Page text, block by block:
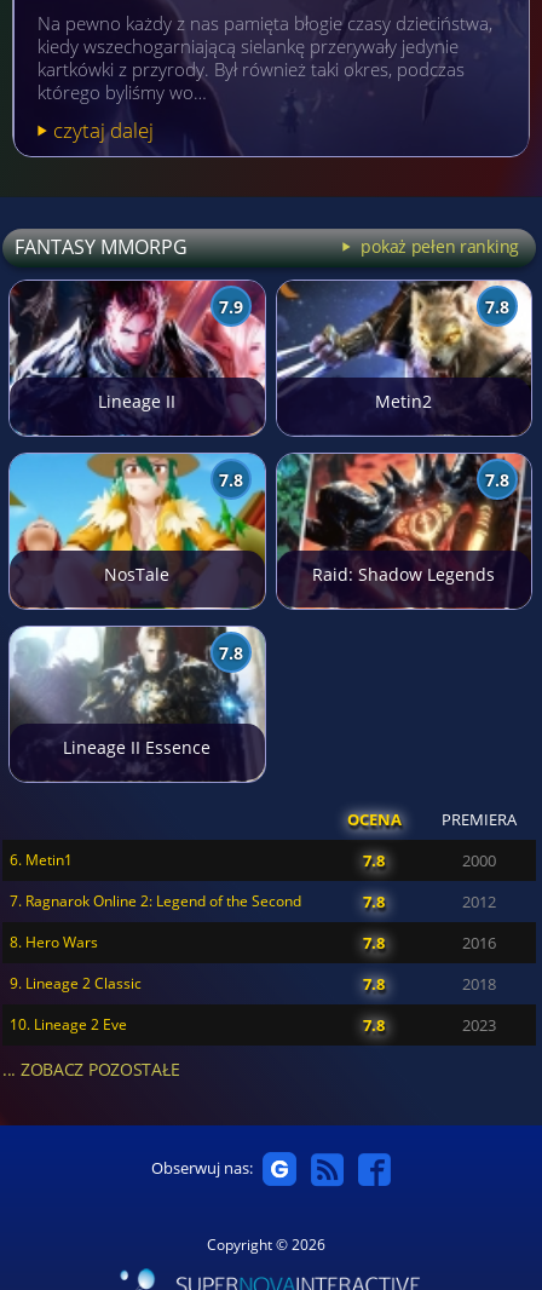
Na pewno każdy z nas pamięta błogie czasy dzieciństwa,
kiedy wszechogarniającą sielankę przerywały jedynie
kartkówki z przyrody. Był również taki okres, podczas
którego byliśmy wo…
czytaj dalej
FANTASY MMORPG pokaż pełen ranking
7.9
Lineage II
7.8
Metin2
7.8
NosTale
7.8
Raid: Shadow Legends
7.8
Lineage II Essence
OCENA PREMIERA
6. Metin1 7.8 2000
7. Ragnarok Online 2: Legend of the Second 7.8 2012
8. Hero Wars 7.8 2016
9. Lineage 2 Classic 7.8 2018
10. Lineage 2 Eve 7.8 2023
... ZOBACZ POZOSTAŁE
Obserwuj nas:
Copyright © 2026